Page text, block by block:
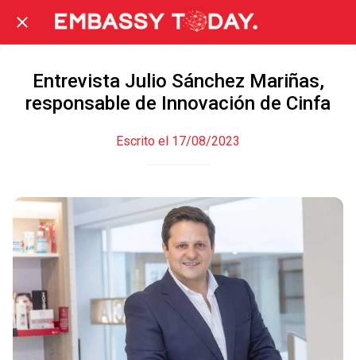
Entrevista Julio Sánchez Mariñas,
responsable de Innovación de Cinfa
Escrito el 17/08/2023